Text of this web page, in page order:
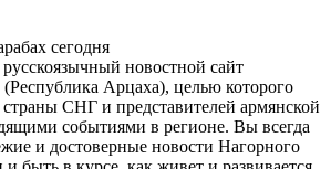
сегодня
новостной сайт
Арцаха), целью которого
страны СНГ и представителей армянской
событиями в регионе. Вы всегда
и достоверные новости Нагорного